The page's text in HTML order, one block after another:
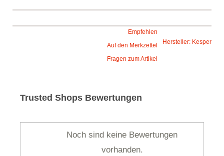
Hersteller: Kesper
Empfehlen
Auf den Merkzettel
Fragen zum Artikel
Trusted Shops Bewertungen
Noch sind keine Bewertungen
vorhanden.